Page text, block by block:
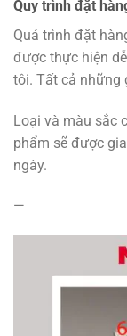
Quy trình đặt
Quá trình đặt
được thực hiện
tôi. Tất cả những
Loại và màu sắc
phẩm sẽ được
ngày.
—